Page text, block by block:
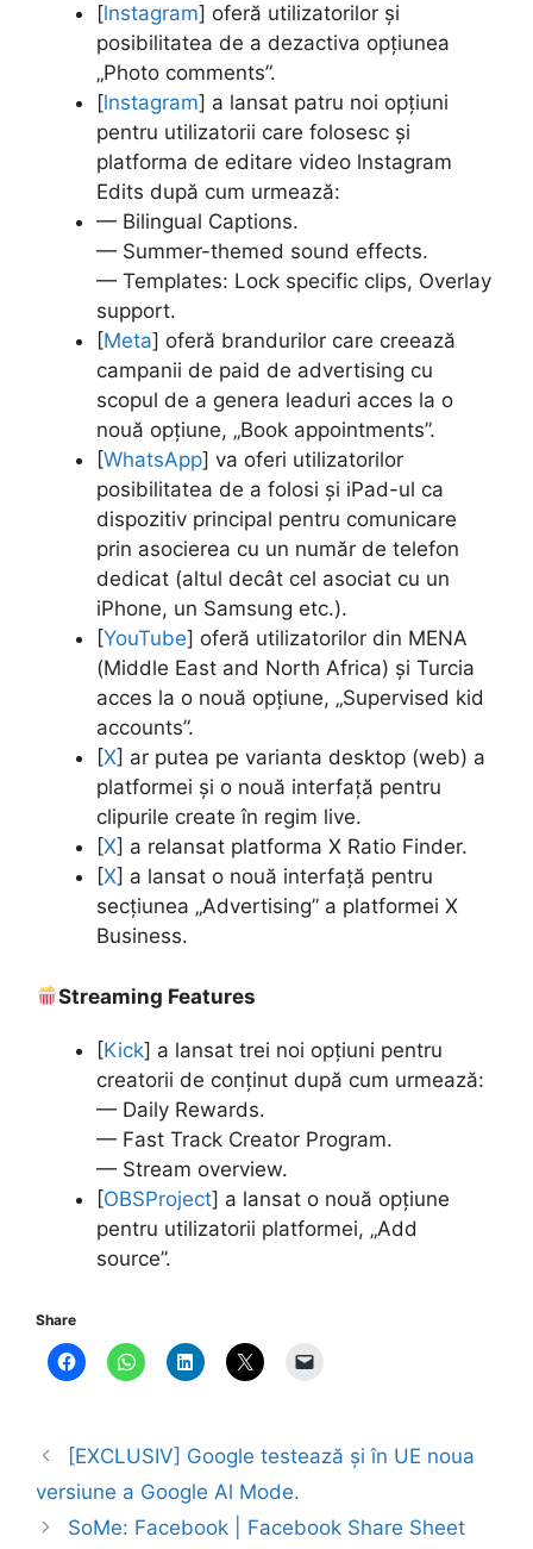
[lnstagram] oferă utilizatorilor și
posibilitatea de a dezactiva opțiunea
„Photo comments”.
[lnstagram] a lansat patru noi opțiuni
pentru utilizatorii care folosesc și
platforma de editare video lnstagram
Edits după cum urmează:
— Bilingual Captions.
— Summer-themed sound effects.
— Templates: Lock specific clips, Overlay
support.
[Meta] oferă brandurilor care creează
campanii de paid de advertising cu
scopul de a genera leaduri acces la o
nouă opțiune, „Book appointments”.
[WhatsApp] va oferi utilizatorilor
posibilitatea de a folosi și iPad-ul ca
dispozitiv principal pentru comunicare
prin asocierea cu un număr de telefon
dedicat (altul decât cel asociat cu un
iPhone, un Samsung etc.).
[YouTube] oferă utilizatorilor din MENA
(Middle East and North Africa) și Turcia
acces la o nouă opțiune, „Supervised kid
accounts”.
[X] ar putea pe varianta desktop (web) a
platformei și o nouă interfață pentru
clipurile create în regim live.
[X] a relansat platforma X Ratio Finder.
[X] a lansat o nouă interfață pentru
secțiunea „Advertising” a platformei X
Business.
Streaming Features
[Kick] a lansat trei noi opțiuni pentru
creatorii de conținut după cum urmează:
— Daily Rewards.
— Fast Track Creator Program.
— Stream overview.
[OBSProject] a lansat o nouă opțiune
pentru utilizatorii platformei, „Add
source”.
Share
[EXCLUSIV] Google testează și în UE noua
versiune a Google Al Mode.
SoMe: Facebook | Facebook Share Sheet